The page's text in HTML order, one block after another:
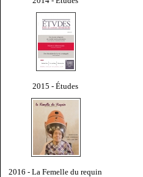
2015 - Études
2016 - La Femelle du requin